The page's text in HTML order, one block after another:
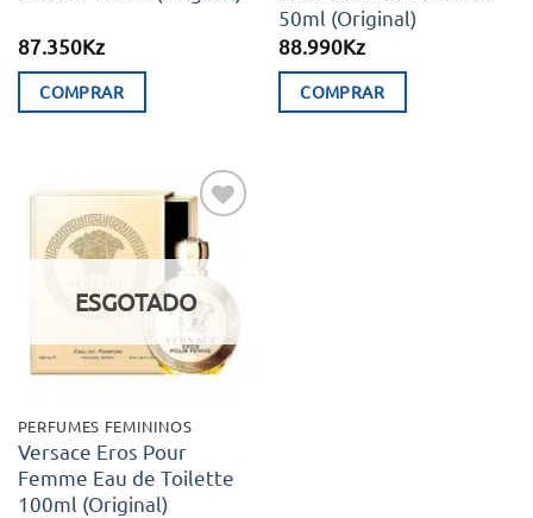
87.350Kz
COMPRAR
50ml (Original)
88.990Kz
COMPRAR
Adicionar
aos meus
desejos
ESGOTADO
PERFUMES FEMININOS
Versace Eros Pour
Femme Eau de Toilette
100ml (Original)